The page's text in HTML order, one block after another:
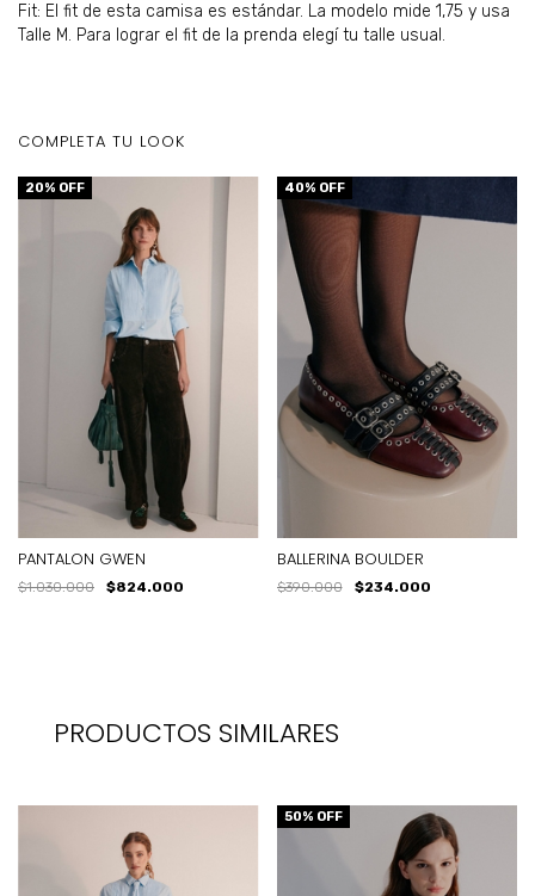
Fit: El fit de esta camisa es estándar. La modelo mide 1,75 y usa
Talle M. Para lograr el fit de la prenda elegí tu talle usual.
PRODUCTOS SIMILARES
50% OFF
COMPLETA TU LOOK
20% OFF
PANTALON GWEN
$1.030.000 $824.000
40% OFF
BALLERINA BOULDER
$390.000 $234.000